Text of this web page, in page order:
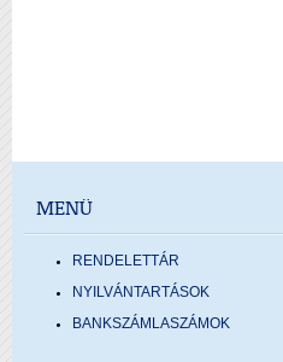
MENÜ
RENDELETTÁR
NYILVÁNTARTÁSOK
BANKSZÁMLASZÁMOK